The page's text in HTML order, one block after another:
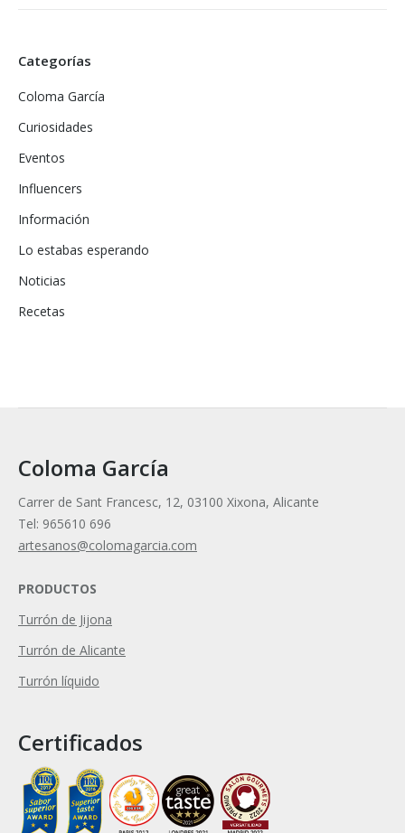
Categorías
Coloma García
Curiosidades
Eventos
Influencers
Información
Lo estabas esperando
Noticias
Recetas
Coloma García
Carrer de Sant Francesc, 12, 03100 Xixona, Alicante
Tel: 965610 696
artesanos@colomagarcia.com
PRODUCTOS
Turrón de Jijona
Turrón de Alicante
Turrón líquido
Certificados